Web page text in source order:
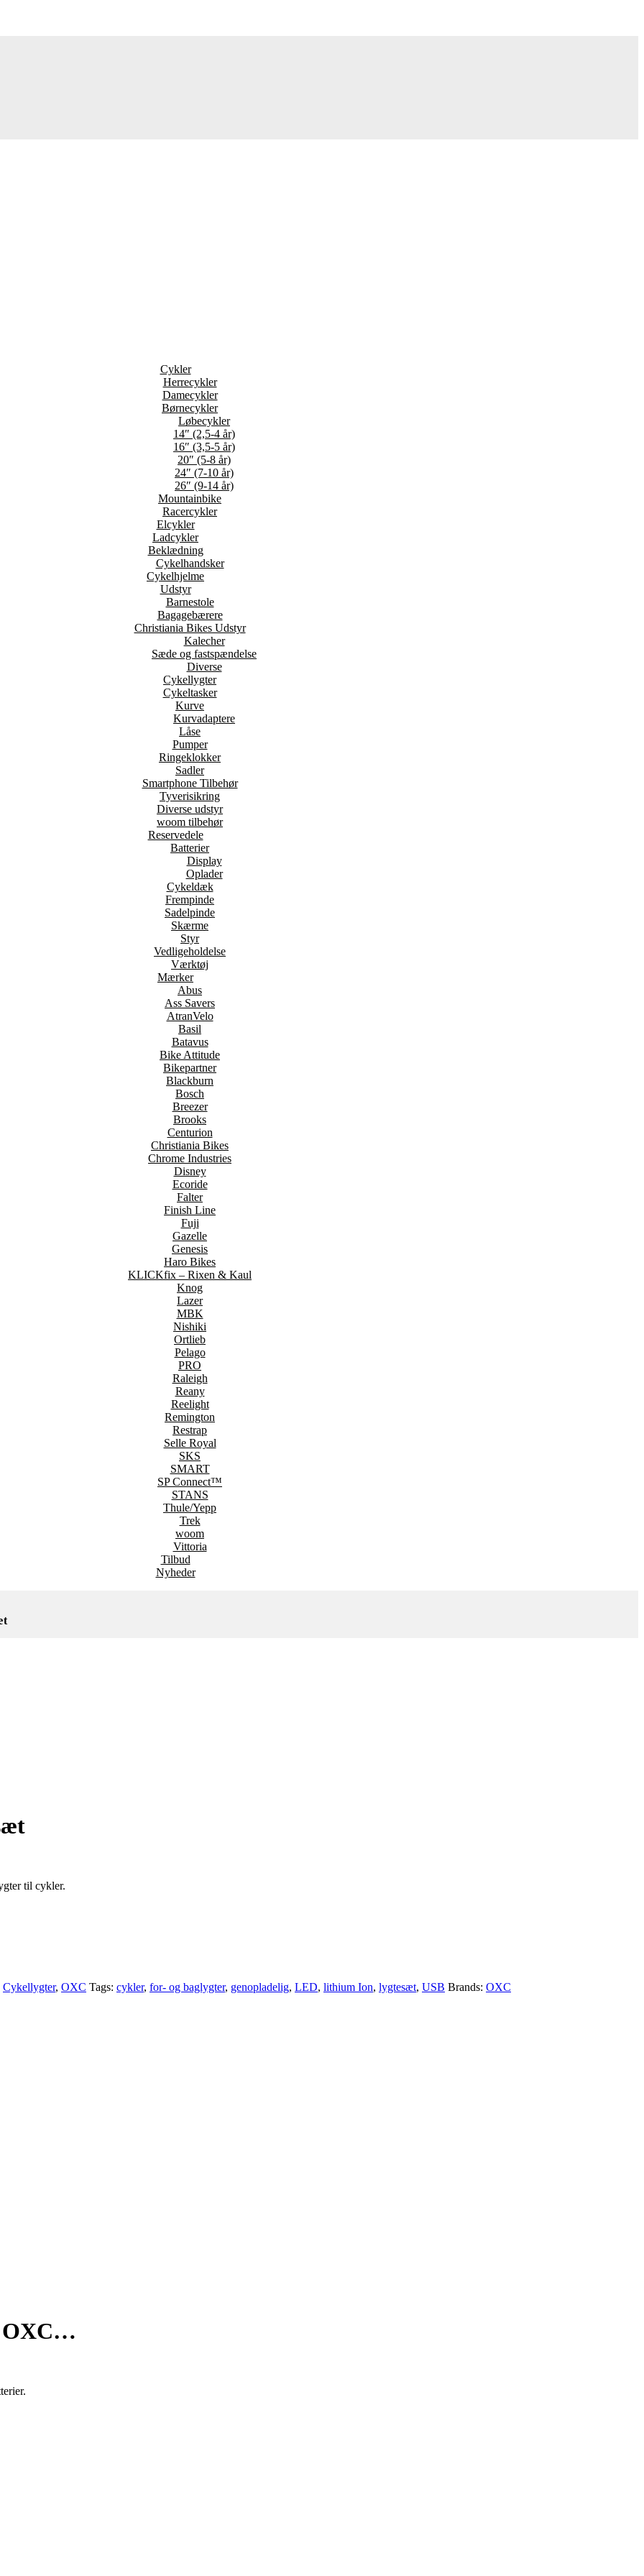
Cykler
Herrecykler
Damecykler
Børnecykler
Løbecykler
14″ (2,5-4 år)
16″ (3,5-5 år)
20″ (5-8 år)
24″ (7-10 år)
26″ (9-14 år)
Mountainbike
Racercykler
Elcykler
Ladcykler
Beklædning
Cykelhandsker
Cykelhjelme
Udstyr
Barnestole
Bagagebærere
Christiania Bikes Udstyr
Kalecher
Sæde og fastspændelse
Diverse
Cykellygter
Cykeltasker
Kurve
Kurvadaptere
Låse
Pumper
Ringeklokker
Sadler
Smartphone Tilbehør
Tyverisikring
Diverse udstyr
woom tilbehør
Reservedele
Batterier
Display
Oplader
Cykeldæk
Frempinde
Sadelpinde
Skærme
Styr
Vedligeholdelse
Værktøj
Mærker
Abus
Ass Savers
AtranVelo
Basil
Batavus
Bike Attitude
Bikepartner
Blackburn
Bosch
Breezer
Brooks
Centurion
Christiania Bikes
Chrome Industries
Disney
Ecoride
Falter
Finish Line
Fuji
Gazelle
Genesis
Haro Bikes
KLICKfix – Rixen & Kaul
Knog
Lazer
MBK
Nishiki
Ortlieb
Pelago
PRO
Raleigh
Reany
Reelight
Remington
Restrap
Selle Royal
SKS
SMART
SP Connect™
STANS
Thule/Yepp
Trek
woom
Vittoria
Tilbud
Nyheder
til cykler.
Cykellygter, OXC Tags: cykler, for- og baglygter, genopladelig, LED, lithium Ion, lygtesæt, USB Brands: OXC
OXC…